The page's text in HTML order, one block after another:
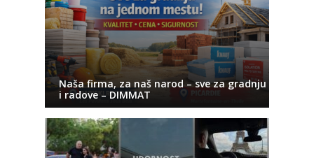
Naša firma, za naš narod – sve za gradnju
i radove – DIMMAT